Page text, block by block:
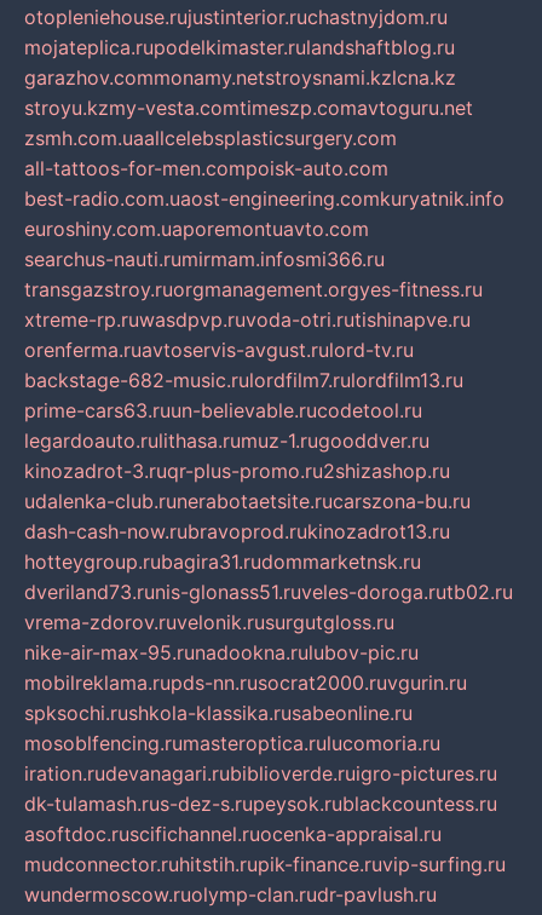
otopleniehouse.rujustinterior.ruchastnyjdom.ru
mojateplica.rupodelkimaster.rulandshaftblog.ru
garazhov.commonamy.netstroysnami.kzlcna.kz
stroyu.kzmy-vesta.comtimeszp.comavtoguru.net
zsmh.com.uaallcelebsplasticsurgery.com
all-tattoos-for-men.compoisk-auto.com
best-radio.com.uaost-engineering.comkuryatnik.info
euroshiny.com.uaporemontuavto.com
searchus-nauti.rumirmam.infosmi366.ru
transgazstroy.ruorgmanagement.orgyes-fitness.ru
xtreme-rp.ruwasdpvp.ruvoda-otri.rutishinapve.ru
orenferma.ruavtoservis-avgust.rulord-tv.ru
backstage-682-music.rulordfilm7.rulordfilm13.ru
prime-cars63.ruun-believable.rucodetool.ru
legardoauto.rulithasa.rumuz-1.rugooddver.ru
kinozadrot-3.ruqr-plus-promo.ru2shizashop.ru
udalenka-club.runerabotaetsite.rucarszona-bu.ru
dash-cash-now.rubravoprod.rukinozadrot13.ru
hotteygroup.rubagira31.rudommarketnsk.ru
dveriland73.runis-glonass51.ruveles-doroga.rutb02.ru
vrema-zdorov.ruvelonik.rusurgutgloss.ru
nike-air-max-95.runadookna.rulubov-pic.ru
mobilreklama.rupds-nn.rusocrat2000.ruvgurin.ru
spksochi.rushkola-klassika.rusabeonline.ru
mosoblfencing.rumasteroptica.rulucomoria.ru
iration.rudevanagari.rubiblioverde.ruigro-pictures.ru
dk-tulamash.rus-dez-s.rupeysok.rublackcountess.ru
asoftdoc.ruscifichannel.ruocenka-appraisal.ru
mudconnector.ruhitstih.rupik-finance.ruvip-surfing.ru
wundermoscow.ruolymp-clan.rudr-pavlush.ru